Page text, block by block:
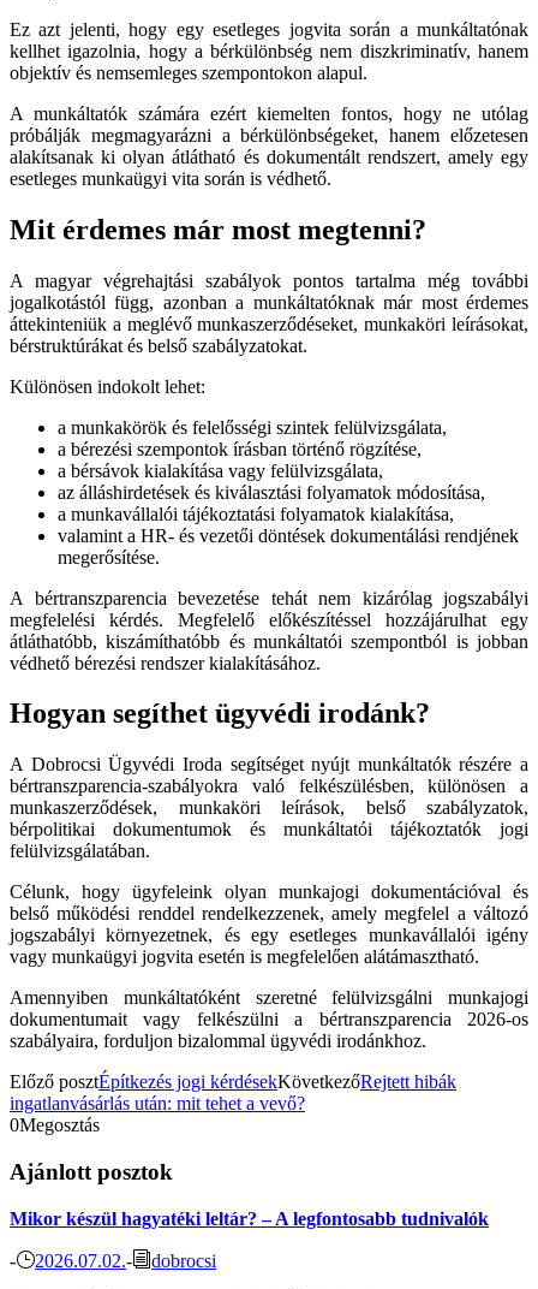
Ez azt jelenti, hogy egy esetleges jogvita során a munkáltatónak
kellhet igazolnia, hogy a bérkülönbség nem diszkriminatív, hanem
objektív és nemsemleges szempontokon alapul.
A munkáltatók számára ezért kiemelten fontos, hogy ne utólag
próbálják megmagyarázni a bérkülönbségeket, hanem előzetesen
alakítsanak ki olyan átlátható és dokumentált rendszert, amely egy
esetleges munkaügyi vita során is védhető.
Mit érdemes már most megtenni?
A magyar végrehajtási szabályok pontos tartalma még további
jogalkotástól függ, azonban a munkáltatóknak már most érdemes
áttekinteniük a meglévő munkaszerződéseket, munkaköri leírásokat,
bérstruktúrákat és belső szabályzatokat.
Különösen indokolt lehet:
a munkakörök és felelősségi szintek felülvizsgálata,
a bérezési szempontok írásban történő rögzítése,
a bérsávok kialakítása vagy felülvizsgálata,
az álláshirdetések és kiválasztási folyamatok módosítása,
a munkavállalói tájékoztatási folyamatok kialakítása,
valamint a HR- és vezetői döntések dokumentálási rendjének
megerősítése.
A bértranszparencia bevezetése tehát nem kizárólag jogszabályi
megfelelési kérdés. Megfelelő előkészítéssel hozzájárulhat egy
átláthatóbb, kiszámíthatóbb és munkáltatói szempontból is jobban
védhető bérezési rendszer kialakításához.
Hogyan segíthet ügyvédi irodánk?
A Dobrocsi Ügyvédi Iroda segítséget nyújt munkáltatók részére a
bértranszparencia-szabályokra való felkészülésben, különösen a
munkaszerződések, munkaköri leírások, belső szabályzatok,
bérpolitikai dokumentumok és munkáltatói tájékoztatók jogi
felülvizsgálatában.
Célunk, hogy ügyfeleink olyan munkajogi dokumentációval és
belső működési renddel rendelkezzenek, amely megfelel a változó
jogszabályi környezetnek, és egy esetleges munkavállalói igény
vagy munkaügyi jogvita esetén is megfelelően alátámasztható.
Amennyiben munkáltatóként szeretné felülvizsgálni munkajogi
dokumentumait vagy felkészülni a bértranszparencia 2026-os
szabályaira, forduljon bizalommal ügyvédi irodánkhoz.
Előző posztÉpítkezés jogi kérdésekKövetkezőRejtett hibák
ingatlanvásárlás után: mit tehet a vevő?
0Megosztás
Ajánlott posztok
Mikor készül hagyatéki leltár? – A legfontosabb tudnivalók
- 2026.07.02.-
dobrocsi